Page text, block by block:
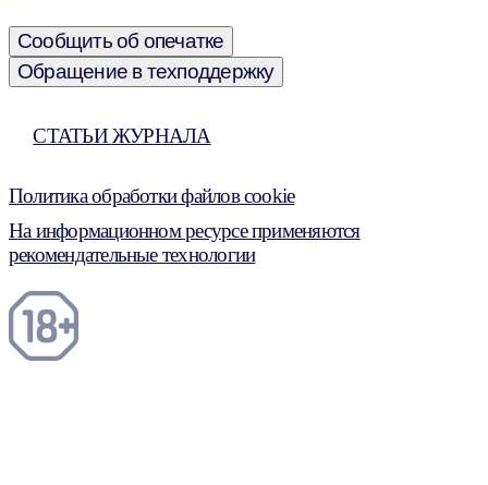
Сообщить об опечатке
Обращение в техподдержку
СТАТЬИ ЖУРНАЛА
Политика обработки файлов cookie
На информационном ресурсе применяются
рекомендательные технологии